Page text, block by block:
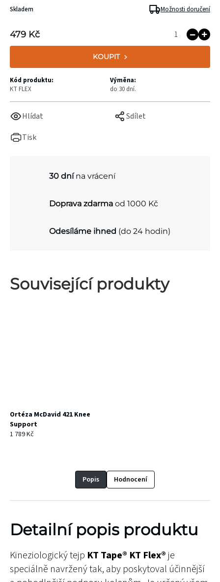
Tisk
Hlídat Sdílet
479 Kč
KOUPIT
Skladem Možnosti doručení
Kód produktu:
KT FLEX
Výměna:
do 30 dní.
30 dnína vrácení
Doprava zdarma od 1000 Kč
Odesíláme ihned (do 24 hodin)
Související produkty
Ortéza McDavid 421 Knee
Support
1 789 Kč
Popis Hodnocení
Detailní popis produktu
Kineziologický tejp KT Tape® KT Flex® je
speciálně navržený tak, aby poskytoval účinnější